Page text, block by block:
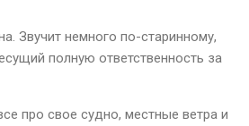
Звучит немного по-старинному,
полную ответственность за
про свое судно, местные ветра и